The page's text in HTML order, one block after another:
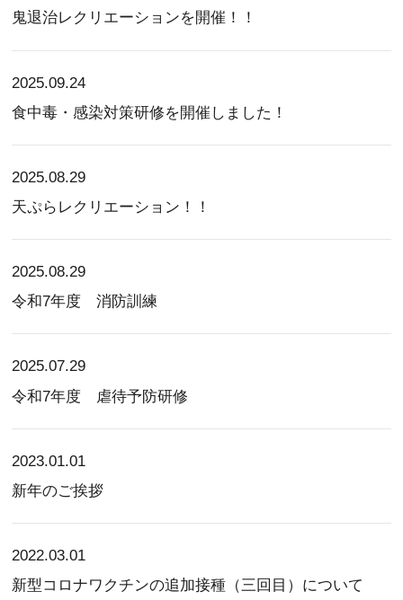
鬼退治レクリエーションを開催！！
2025.09.24
食中毒・感染対策研修を開催しました！
2025.08.29
天ぷらレクリエーション！！
2025.08.29
令和7年度 消防訓練
2025.07.29
令和7年度 虐待予防研修
2023.01.01
新年のご挨拶
2022.03.01
新型コロナワクチンの追加接種（三回目）について